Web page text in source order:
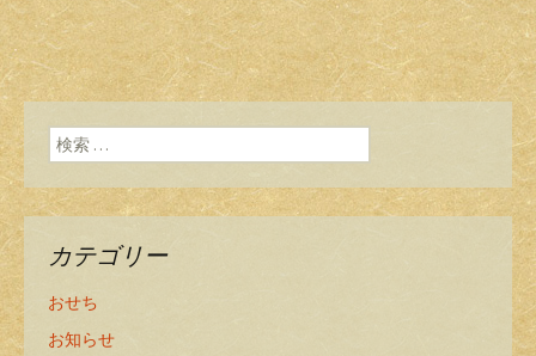
検索:
カテゴリー
おせち
お知らせ